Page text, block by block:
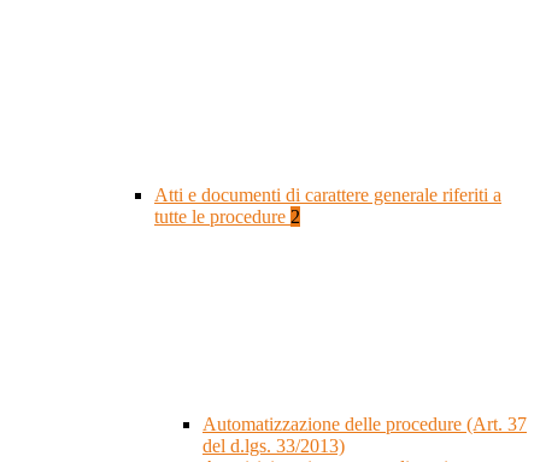
Atti e documenti di carattere generale riferiti a
tutte le procedure 2
Automatizzazione delle procedure (Art. 37
del d.lgs. 33/2013)